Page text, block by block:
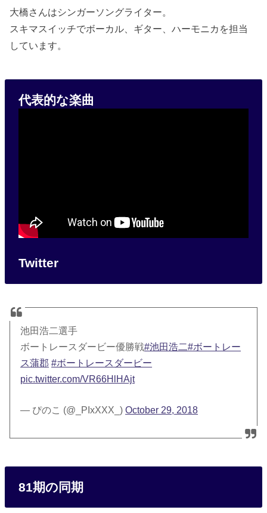
大橋さんはシンガーソングライター。
スキマスイッチでボーカル、ギター、ハーモニカを担当
しています。
代表的な楽曲
Twitter
池田浩二選手
ボートレースダービー優勝戦#池田浩二#ボートレー
ス蒲郡 #ボートレースダービー
pic.twitter.com/VR66HlHAjt
— ぴのこ (@_PIxXXX_)October 29, 2018
81期の同期